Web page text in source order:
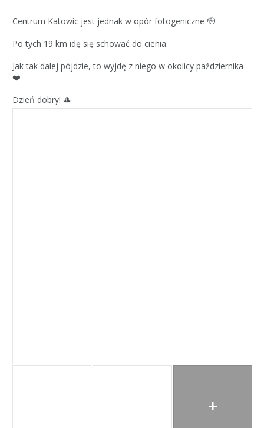
Centrum Katowic jest jednak w opór fotogeniczne 🫡
Po tych 19 km idę się schować do cienia.
Jak tak dalej pójdzie, to wyjdę z niego w okolicy października
❤️
Dzień dobry! 🎩
+